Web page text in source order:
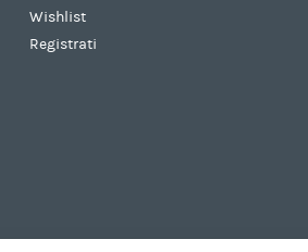
Wishlist
Registrati